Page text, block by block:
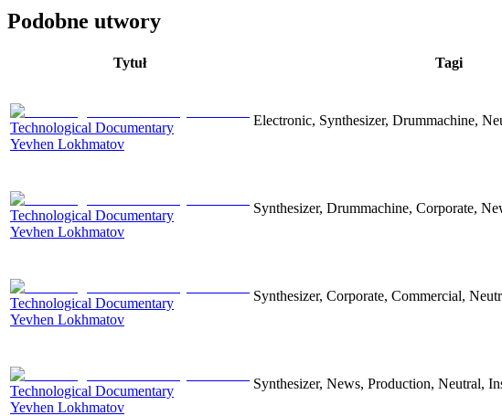
Podobne utwory
Tytuł Tagi
Technological Documentary
Yevhen Lokhmatov
Electronic, Synthesizer, Drummachine,
Technological Documentary
Yevhen Lokhmatov
Synthesizer, Drummachine, Corporate,
Technological Documentary
Yevhen Lokhmatov
Synthesizer, Corporate, Commercial,
Technological Documentary
Yevhen Lokhmatov
Synthesizer, News, Production, Neutral,